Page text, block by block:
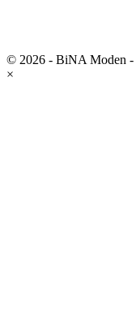
© 2026 - BiNA Moden -
×